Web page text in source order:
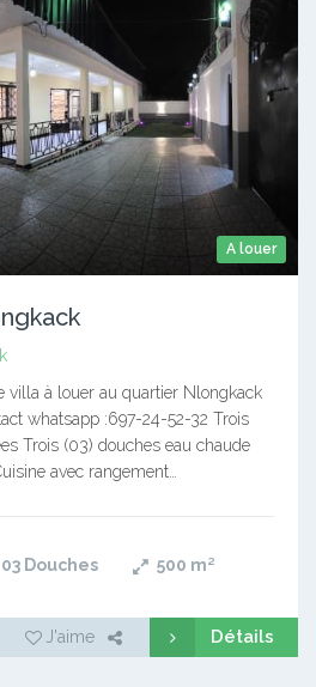
A louer
villa à louer au quartier Nlongkack
whatsapp :697-24-52-32 Trois
Trois (03) douches eau chaude
avec rangement…
03 Douches 500 m²
J'aime Détails